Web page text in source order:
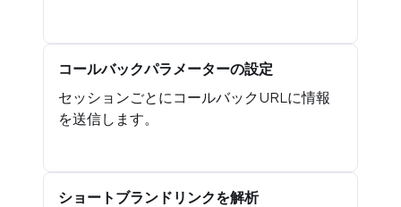
コールバックパラメーターの設定
セッションごとにコールバックURLに情報
を送信します。
ショートブランドリンクを解析